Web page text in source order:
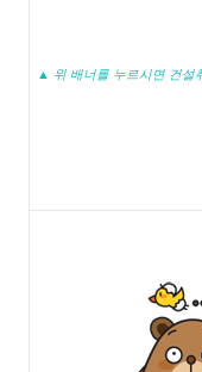
▲ 위 배너를 누르시면 건설